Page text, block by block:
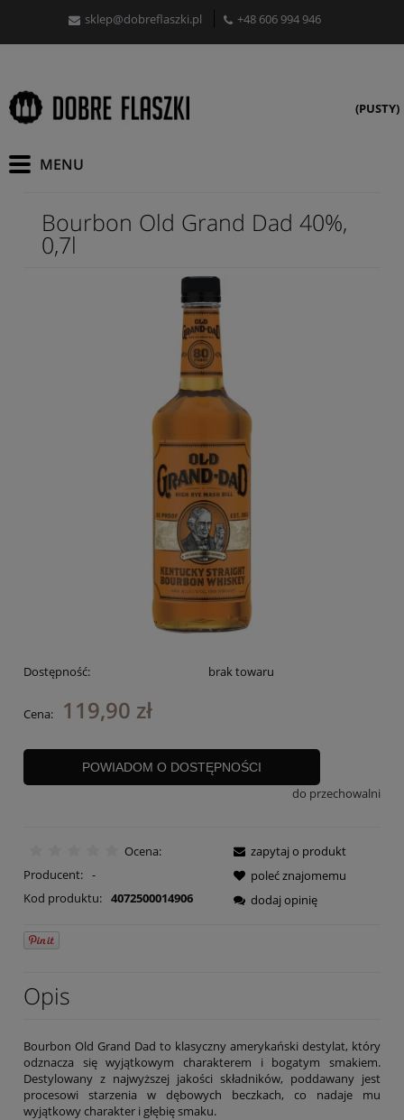
sklep@dobreflaszki.pl +48 606 994 946
(PUSTY)
Bourbon Old Grand Dad 40%,
0,7l
Dostępność: brak towaru
Cena: 119,90 zł
POWIADOM O DOSTĘPNOŚCI
do przechowalni
Ocena:
Producent: -
Kod produktu: 4072500014906
zapytaj o produkt
poleć znajomemu
dodaj opinię
Opis
Bourbon Old Grand Dad to klasyczny amerykański destylat, który
odznacza się wyjątkowym charakterem i bogatym smakiem.
Destylowany z najwyższej jakości składników, poddawany jest
procesowi starzenia w dębowych beczkach, co nadaje mu
wyjątkowy charakter i głębię smaku.